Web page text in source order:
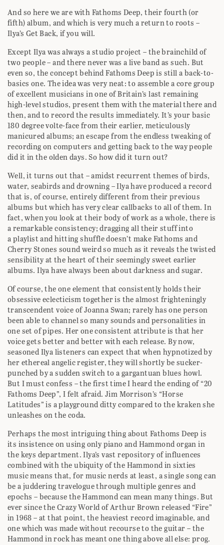
And so here we are with Fathoms Deep, their fourth (or
fifth) album, and which is very much a return to roots –
Ilya’s Get Back, if you will.
Except Ilya was always a studio project – the brainchild of
two people – and there never was a live band as such. But
even so, the concept behind Fathoms Deep is still a back-to-
basics one. The idea was very neat: to assemble a core group
of excellent musicians in one of Britain’s last remaining
high-level studios, present them with the material there and
then, and to record the results immediately. It’s your basic
180 degree volte-face from their earlier, meticulously
manicured albums; an escape from the endless tweaking of
recording on computers and getting back to the way people
did it in the olden days. So how did it turn out?
Well, it turns out that – amidst recurrent themes of birds,
water, seabirds and drowning – Ilya have produced a record
that is, of course, entirely different from their previous
albums but which has very clear callbacks to all of them. In
fact, when you look at their body of work as a whole, there is
a remarkable consistency; dragging all their stuff into
a playlist and hitting shuffle doesn’t make Fathoms and
Cherry Stones sound weird so much as it reveals the twisted
sensibility at the heart of their seemingly sweet earlier
albums. Ilya have always been about darkness and sugar.
Of course, the one element that consistently holds their
obsessive eclecticism together is the almost frighteningly
transcendent voice of Joanna Swan; rarely has one person
been able to channel so many sounds and personalities in
one set of pipes. Her one consistent attribute is that her
voice gets better and better with each release. By now,
seasoned Ilya listeners can expect that when hypnotized by
her ethereal angelic register, they will shortly be sucker-
punched by a sudden switch to a gargantuan blues howl.
But I must confess – the first time I heard the ending of “20
Fathoms Deep”, I felt afraid. Jim Morrison’s “Horse
Latitudes” is a playground ditty compared to the kraken she
unleashes on the coda.
Perhaps the most intriguing thing about Fathoms Deep is
its insistence on using only piano and Hammond organ in
the keys department. Ilya’s vast repository of influences
combined with the ubiquity of the Hammond in sixties
music means that, for music nerds at least, a single song can
be a juddering travelogue through multiple genres and
epochs – because the Hammond can mean many things. But
ever since the Crazy World of Arthur Brown released “Fire”
in 1968 – at that point, the heaviest record imaginable, and
one which was made without recourse to the guitar – the
Hammond in rock has meant one thing above all else: prog.